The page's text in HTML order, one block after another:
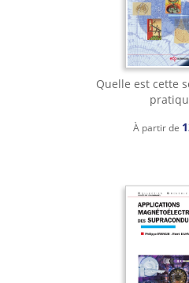
Quelle est cette
À partir de